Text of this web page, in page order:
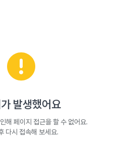
발생했어요
해 페이지 접근을 할 수 없어요.
다시 접속해 보세요.